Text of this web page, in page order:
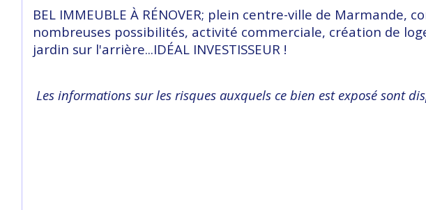
BEL IMMEUBLE À RÉNOVER; plein centre-ville de
nombreuses possibilités, activité commerciale, création de
jardin sur l'arrière...IDÉAL INVESTISSEUR !
Les informations sur les risques auxquels ce bien est exposé sont